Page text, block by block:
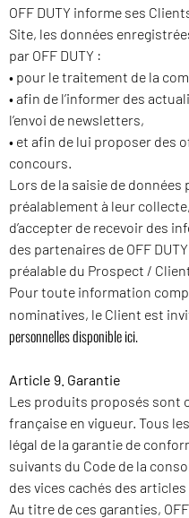
OFF DUTY informe ses
Site, les données
par OFF DUTY :
• pour le traitement de la
• afin de l’informer des
l’envoi de newsletters,
• et afin de lui proposer des
concours.
Lors de la saisie de
préalablement à leur
d’accepter de recevoir des
des partenaires de OFF
préalable du Prospect /
Pour toute information
nominatives, le Client est
personnelles disponible ici.
Article 9. Garantie
Les produits proposés sont
française en vigueur. Tous
légal de la garantie de
suivants du Code de la
des vices cachés des
Au titre de ces garanties,